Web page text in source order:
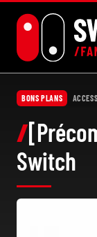
BONS PLANS
Switch